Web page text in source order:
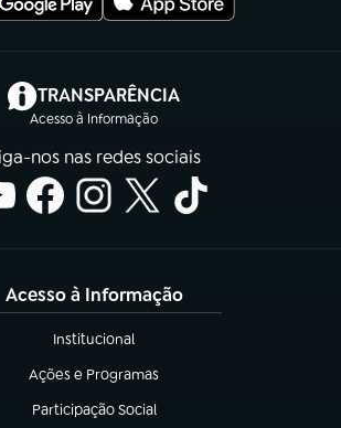
TRANSPARÊNCIA
Acesso à Informação
(abre em nova aba)
nos nas redes sociais
Acesso à Informação
Institucional
(abre em nova aba)
Ações e Programas
(abre em nova aba)
Participação Social
(abre em nova aba)